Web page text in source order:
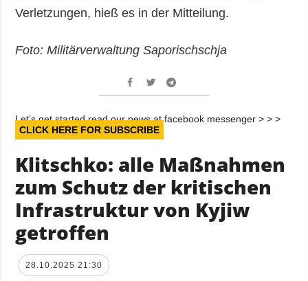
Verletzungen, hieß es in der Mitteilung.
Foto: Militärverwaltung Saporischschja
Let’s get started read our news at facebook messenger > > >
CLICK HERE FOR SUBSCRIBE
Klitschko: alle Maßnahmen
zum Schutz der kritischen
Infrastruktur von Kyjiw
getroffen
28.10.2025 21:30